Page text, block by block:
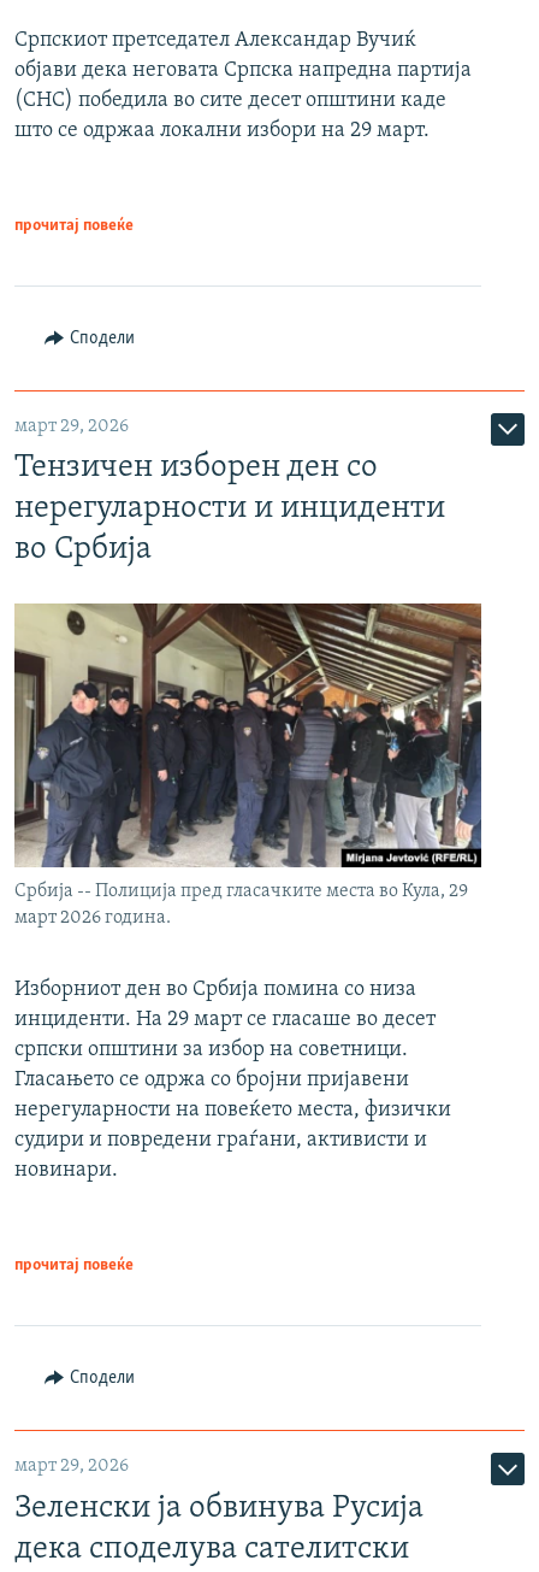
Српскиот претседател Александар Вучиќ
објави дека неговата Српска напредна партија
(СНС) победила во сите десет општини каде
што се одржаа локални избори на 29 март.
прочитај повеќе
Сподели
март 29, 2026
Тензичен изборен ден со
нерегуларности и инциденти
во Србија
Србија -- Полиција пред гласачките места во Кула, 29
март 2026 година.
Изборниот ден во Србија помина со низа
инциденти. На 29 март се гласаше во десет
српски општини за избор на советници.
Гласањето се одржа со бројни пријавени
нерегуларности на повеќето места, физички
судири и повредени граѓани, активисти и
новинари.
прочитај повеќе
Сподели
март 29, 2026
Зеленски ја обвинува Русија
дека споделува сателитски